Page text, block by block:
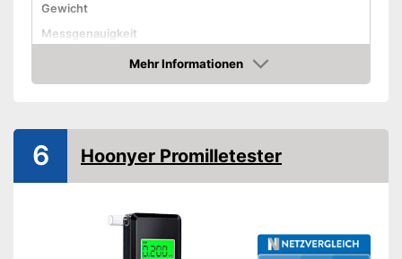
Gewicht
Messgenauigkeit
Displaybeleuchtung
Anzahl Mundstücke
Batterien erforderlich
Batterien inklusive
Vorteile
Mehr Informationen
Amazon
6 Hoonyer Promilletester